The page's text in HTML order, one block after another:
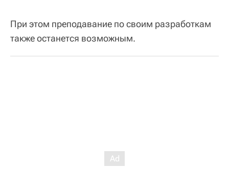
При этом преподавание по своим разработкам
также останется возможным.